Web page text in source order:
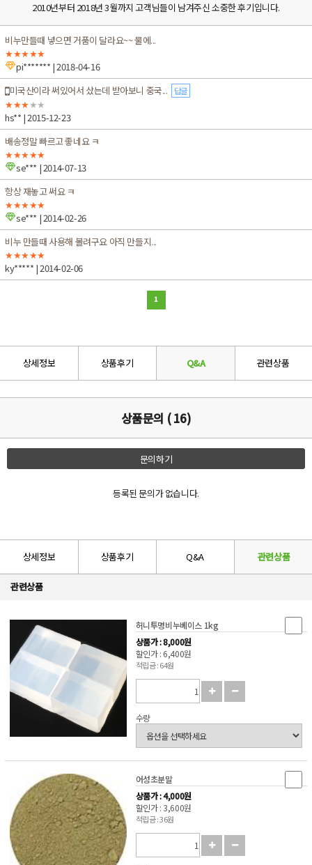
2010년부터 2018년 3월까지 고객님들이 남겨주신 소중한 후기입니다.
비누만들때 넣으면 거품이 달라요~~ 물에...
★★★★★
pi******* | 2018-04-16
미국산이라 써있어서 샀는데 받아보니 중국...
답글
★★★★★
hs** | 2015-12-23
배송정말 빠르고 좋네요 ㅋ
★★★★★
se*** | 2014-07-13
항상 재놓고 써요 ㅋ
★★★★★
se*** | 2014-02-26
비누 만들때 사용해 볼려구요 아직 만들지...
★★★★★
ky***** | 2014-02-06
1
상세정보 상품후기 Q&A 관련상품
상품문의 ( 16)
문의하기
등록된 문의가 없습니다.
상세정보 상품후기 Q&A 관련상품
관련상품
허니투명비누베이스 1kg
상품가 : 8,000원
할인가 : 6,400원
적립금 : 64원
수량
어성초분말
상품가 : 4,000원
할인가 : 3,600원
적립금 : 36원